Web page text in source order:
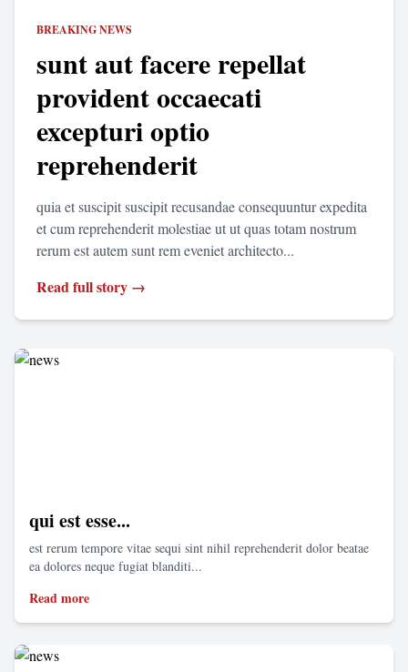
BREAKING NEWS
sunt aut facere repellat
provident occaecati
excepturi optio
reprehenderit
quia et suscipit suscipit recusandae consequuntur expedita
et cum reprehenderit molestiae ut ut quas totam nostrum
rerum est autem sunt rem eveniet architecto...
Read full story →
qui est esse...
est rerum tempore vitae sequi sint nihil reprehenderit dolor beatae
ea dolores neque fugiat blanditi...
Read more